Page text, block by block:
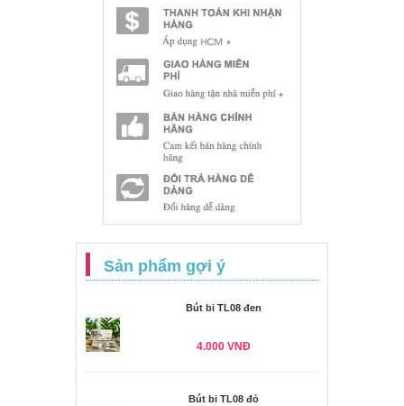
Sản phẩm gợi ý
Bút bi TL08 đen
4.000 VNĐ
Bút bi TL08 đỏ